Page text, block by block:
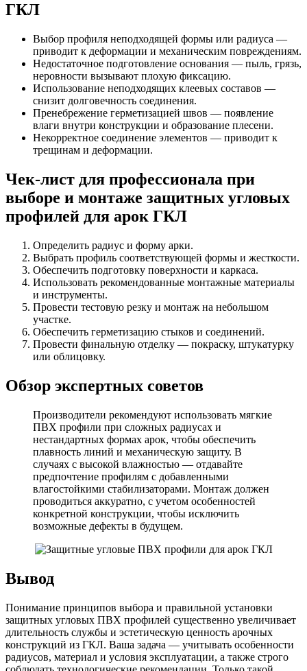
ГКЛ
Выбор профиля неподходящей формы или радиуса —
приводит к деформации и механическим повреждениям.
Недостаточное подготовление основания — пыль, грязь,
неровности вызывают плохую фиксацию.
Использование неподходящих клеевых составов —
снизит долговечность соединения.
Пренебрежение герметизацией швов — появление
влаги внутри конструкции и образование плесени.
Некорректное соединение элементов — приводит к
трещинам и деформации.
Чек-лист для профессионала при
выборе и монтаже защитных угловых
профилей для арок ГКЛ
Определить радиус и форму арки.
Выбрать профиль соответствующей формы и жесткости.
Обеспечить подготовку поверхности и каркаса.
Использовать рекомендованные монтажные материалы
и инструменты.
Провести тестовую резку и монтаж на небольшом
участке.
Обеспечить герметизацию стыков и соединений.
Провести финальную отделку — покраску, штукатурку
или облицовку.
Обзор экспертных советов
Производители рекомендуют использовать мягкие
ПВХ профили при сложных радиусах и
нестандартных формах арок, чтобы обеспечить
плавность линий и механическую защиту. В
случаях с высокой влажностью — отдавайте
предпочтение профилям с добавленными
влагостойкими стабилизаторами. Монтаж должен
проводиться аккуратно, с учетом особенностей
конкретной конструкции, чтобы исключить
возможные дефекты в будущем.
Вывод
Понимание принципов выбора и правильной установки
защитных угловых ПВХ профилей существенно увеличивает
длительность службы и эстетическую ценность арочных
конструкций из ГКЛ. Ваша задача — учитывать особенности
радиусов, материал и условия эксплуатации, а также строго